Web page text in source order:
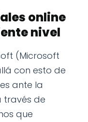
online
nivel
(Microsoft
con esto de
ante la
través de
que